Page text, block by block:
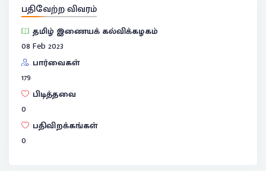
பதிவேற்ற விவரம்
தமிழ் இணையக் கல்விக்கழகம்
08 Feb 2023
பார்வைகள்
179
பிடித்தவை
0
பதிவிறக்கங்கள்
0